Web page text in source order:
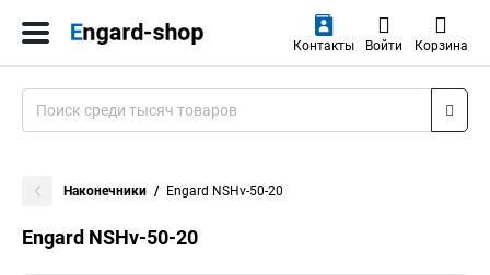
Контакты Войти Корзина
Наконечники Engard NSHv-50-20
Engard NSHv-50-20